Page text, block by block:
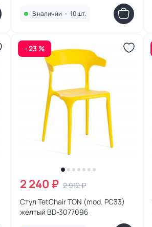
В наличии • 10 шт.
- 23 %
2 240 ₽ 2 912 ₽
Стул TetChair TON (mod. PC33)
желтый BD-3077096